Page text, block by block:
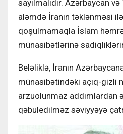
sayılmalıdır. Azərbaycan
aləmdə İranın təklənməsi
qoşulmamaqla İslam
münasibətlərinə
Beləliklə, İranın
münasibətindəki açıq-gizli
arzuolunmaz addımlardan
qəbuledilməz səviyyəyə